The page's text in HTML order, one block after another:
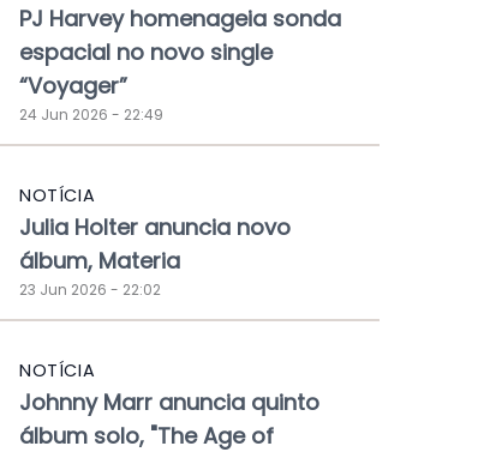
PJ Harvey homenageia sonda
espacial no novo single
“Voyager”
24 Jun 2026 - 22:49
NOTÍCIA
Julia Holter anuncia novo
álbum, Materia
23 Jun 2026 - 22:02
NOTÍCIA
Johnny Marr anuncia quinto
álbum solo, "The Age of